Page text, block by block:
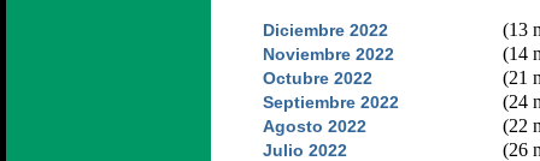
Diciembre 2022 (13
Noviembre 2022 (14
Octubre 2022 (21
Septiembre 2022 (24
Agosto 2022 (22
Julio 2022 (26